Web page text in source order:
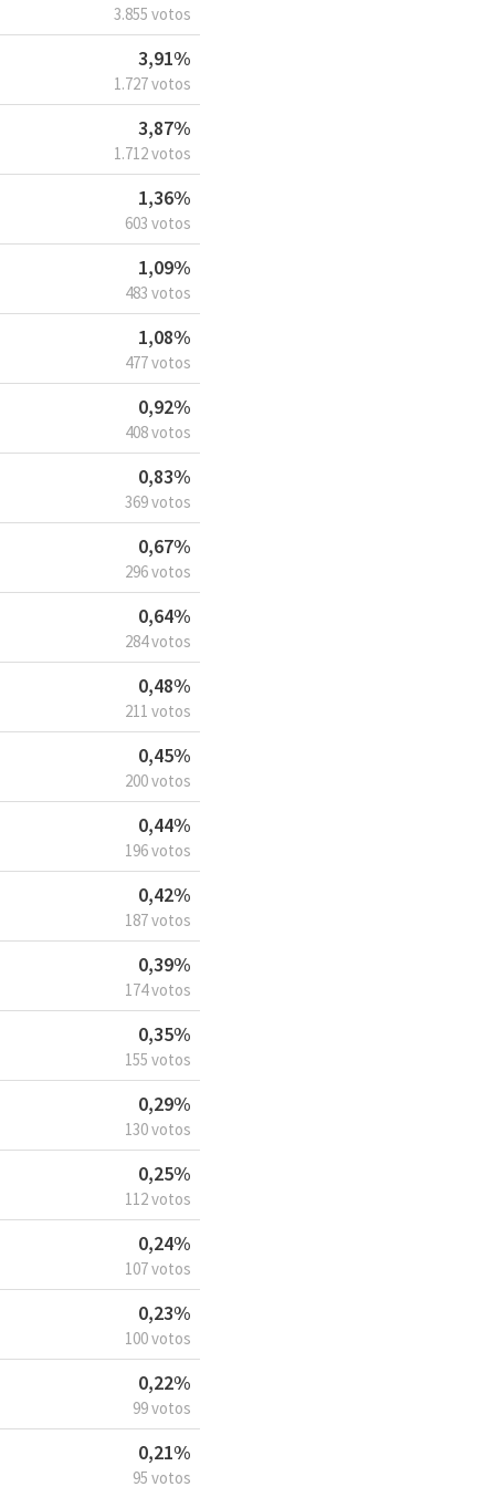
3.855 votos
3,91%
1.727 votos
3,87%
1.712 votos
1,36%
603 votos
1,09%
483 votos
1,08%
477 votos
0,92%
408 votos
0,83%
369 votos
0,67%
296 votos
0,64%
284 votos
0,48%
211 votos
0,45%
200 votos
0,44%
196 votos
0,42%
187 votos
0,39%
174 votos
0,35%
155 votos
0,29%
130 votos
0,25%
112 votos
0,24%
107 votos
0,23%
100 votos
0,22%
99 votos
0,21%
95 votos